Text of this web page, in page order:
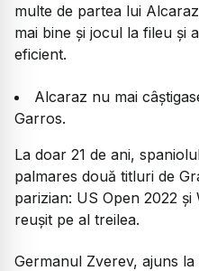
multe de partea lui
mai bine și jocul la fileu și
eficient.
Alcaraz nu mai
Garros.
La doar 21 de ani,
palmares două titluri de
parizian: US Open 2022
reușit pe al treilea.
Germanul Zverev, ajuns